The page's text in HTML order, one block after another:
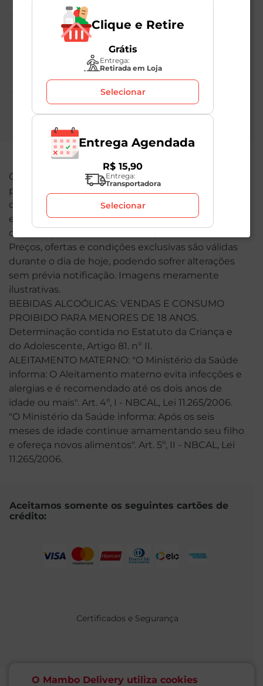
O Mambo Delivery utiliza cookies
Institucional
Políticas Mambo
Atedimento ao Consumidor
Nossas Redes
O valor total de sua compra poderá ser alterado
por conta dos produtos de peso variável. Em caso
de indisponibilidade, o produto não será entregue
e, por isso, o valor correspondente não será
cobrado, podendo ser alterado para menos.
Preços, ofertas e condições exclusivas são válidas
durante o dia de hoje, podendo sofrer alterações
sem prévia notificação. Imagens meramente
ilustrativas.
BEBIDAS ALCOÓLICAS: VENDAS E CONSUMO
PROIBIDO PARA MENORES DE 18 ANOS.
Determinação contida no Estatuto da Criança e
do Adolescente, Artigo 81. nº II.
ALEITAMENTO MATERNO: "O Ministério da Saúde
informa: O Aleitamento materno evita infecções e
alergias e é recomendado até os dois anos de
idade ou mais". Art. 4º, I - NBCAL, Lei 11.265/2006.
"O Ministério da Saúde informa: Após os seis
meses de idade continue amamentando seu filho
e ofereça novos alimentos". Art. 5º, II - NBCAL, Lei
11.265/2006.
Aceitamos somente os seguintes cartões de
crédito:
Certificados e Segurança
Clique e Retire
Grátis
Entrega:
Retirada em Loja
Selecionar
Entrega Agendada
R$ 15,90
Entrega:
Transportadora
Selecionar